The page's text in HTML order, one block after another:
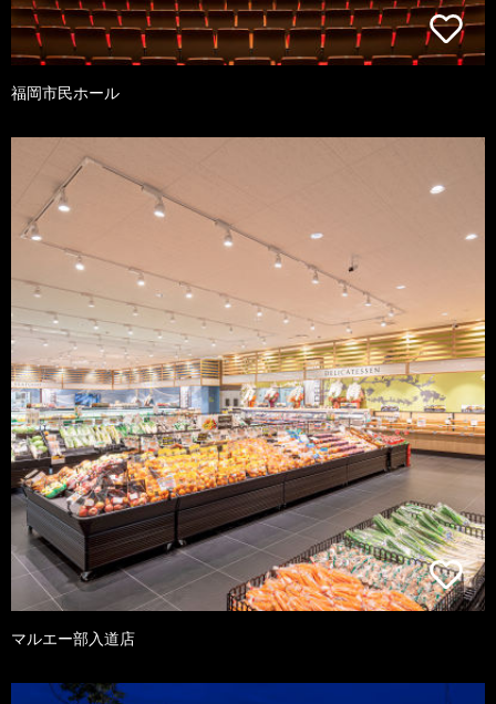
福岡市民ホール
マルエー部入道店